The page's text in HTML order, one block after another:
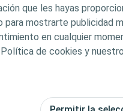
que les hayas
para mostrarte publicidad
en cualquier
de cookies y
higiénica y sin
único:
comprometida y